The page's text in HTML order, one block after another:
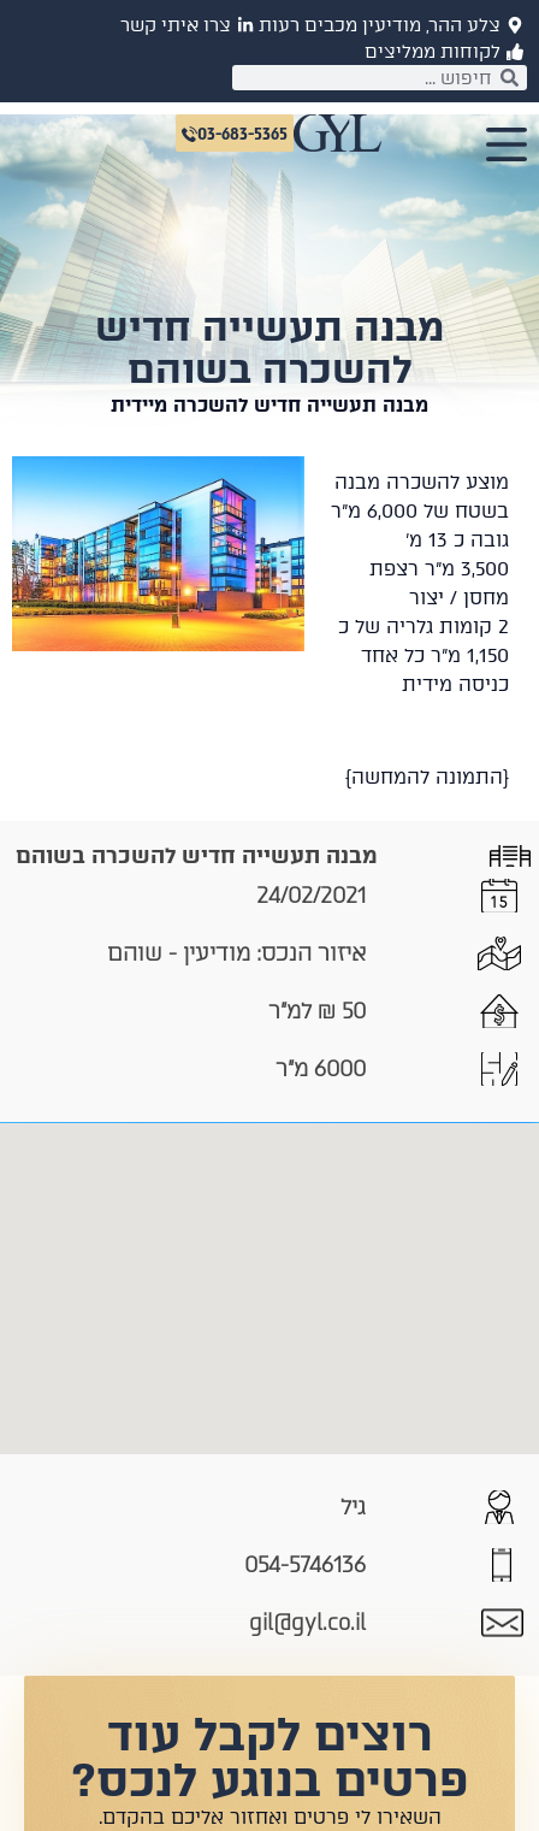
צלע ההר, מודיעין מכבים רעות
צרו איתי קשר
לקוחות ממליצים
03-683-5365
מבנה תעשייה חדיש
להשכרה בשוהם
מבנה תעשייה חדיש להשכרה מיידית
מוצע להשכרה מבנה
בשטח של 6,000 מ"ר
גובה כ 13 מ'
3,500 מ"ר רצפת
מחסן / יצור
2 קומות גלריה של כ
1,150 מ"ר כל אחד
כניסה מידית
{התמונה להמחשה}
מבנה תעשייה חדיש להשכרה בשוהם
24/02/2021
איזור הנכס: מודיעין - שוהם
50 ₪ למ"ר
6000 מ"ר
גיל
054-5746136
gil@gyl.co.il
רוצים לקבל עוד
פרטים בנוגע לנכס?
השאירו לי פרטים ואחזור אליכם בהקדם.